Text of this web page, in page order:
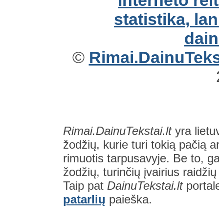
©
Rimai.DainuTekstai.ltyra
žodžių, kurie turi tokią pačią
rimuotis tarpusavyje. Be to,
žodžių, turinčių įvairius
Taip pat DainuTekstai.lt
patarlių paieška.